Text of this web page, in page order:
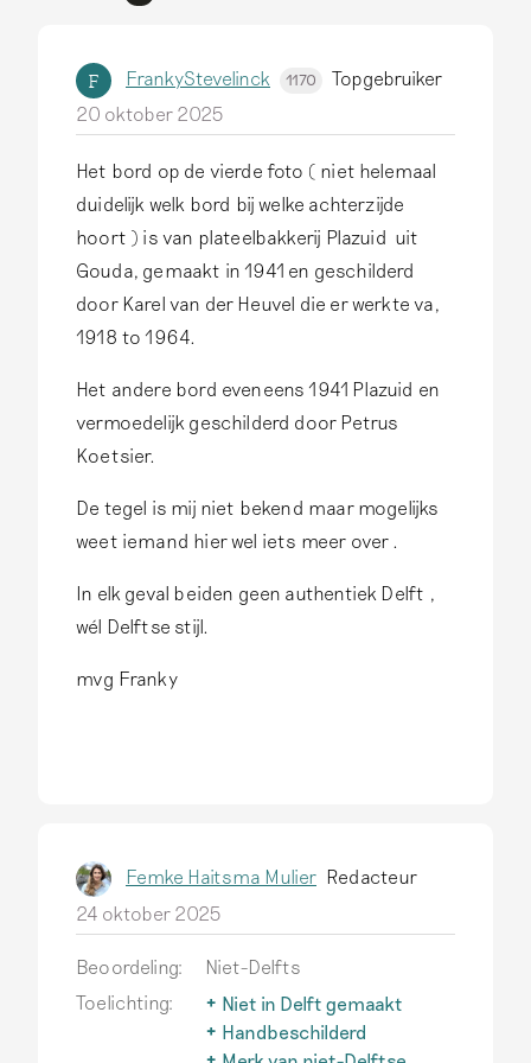
F FrankyStevelinck 1170
Topgebruiker
20 oktober 2025
Het bord op de vierde foto ( niet helemaal
duidelijk welk bord bij welke achterzijde
hoort ) is van plateelbakkerij Plazuid uit
Gouda, gemaakt in 1941 en geschilderd
door Karel van der Heuvel die er werkte va,
1918 to 1964.
Het andere bord eveneens 1941 Plazuid en
vermoedelijk geschilderd door Petrus
Koetsier.
De tegel is mij niet bekend maar mogelijks
weet iemand hier wel iets meer over .
In elk geval beiden geen authentiek Delft ,
wél Delftse stijl.
mvg Franky
Femke Haitsma Mulier Redacteur
24 oktober 2025
Beoordeling:
Niet-Delfts
Toelichting:
Niet in Delft gemaakt
Delfts aardewerk wordt
alleen zo genoemd als het
Handbeschilderd
Een belangrijk kenmerk van